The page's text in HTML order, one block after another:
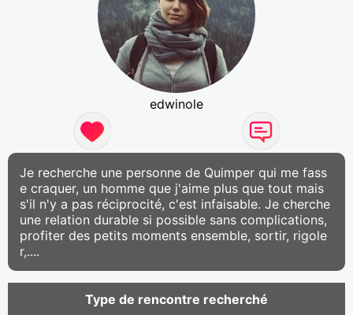
edwinole
Je recherche une personne de Quimper qui me fass
e craquer, un homme que j'aime plus que tout mais
s'il n'y a pas réciprocité, c'est infaisable. Je cherche
une relation durable si possible sans complications,
profiter des petits moments ensemble, sortir, rigole
r,....
Type de rencontre recherché